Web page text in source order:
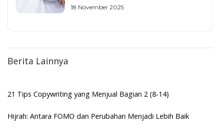
18 November 2025
Berita Lainnya
21 Tips Copywriting yang Menjual Bagian 2 (8-14)
Hijrah: Antara FOMO dan Perubahan Menjadi Lebih Baik